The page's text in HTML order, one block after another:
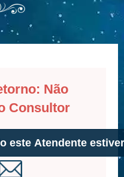
Não
Consultor
este Atendente